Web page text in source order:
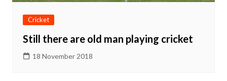
Cricket
Still there are old man playing cricket
18 November 2018